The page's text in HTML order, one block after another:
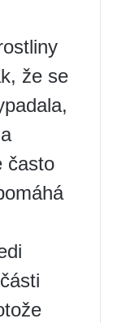
že se
často